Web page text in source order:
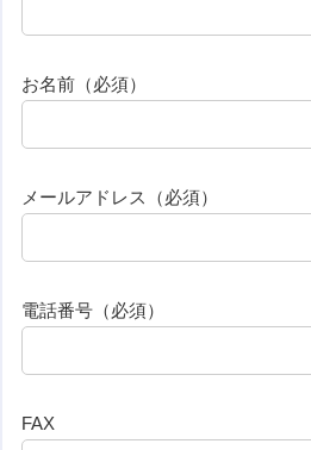
お名前（必須）
メールアドレス（必須）
電話番号（必須）
FAX